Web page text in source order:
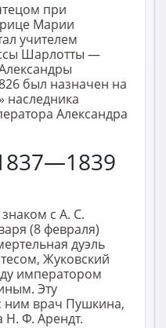
при
Марии
учителем
Шарлотты —
был назначен на
наследника
Александра
с А. С.
(8 февраля)
дуэль
Жуковский
императором
Эту
ним врач Пушкина,
Н. Ф. Арендт.